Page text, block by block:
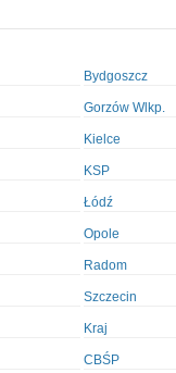
Bydgoszcz
Gorzów Wlkp.
Kielce
KSP
Łódź
Opole
Radom
Szczecin
Kraj
CBŚP